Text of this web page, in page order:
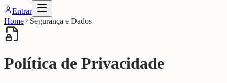
Entrar
Home
Segurança e Dados
Política de Privacidade